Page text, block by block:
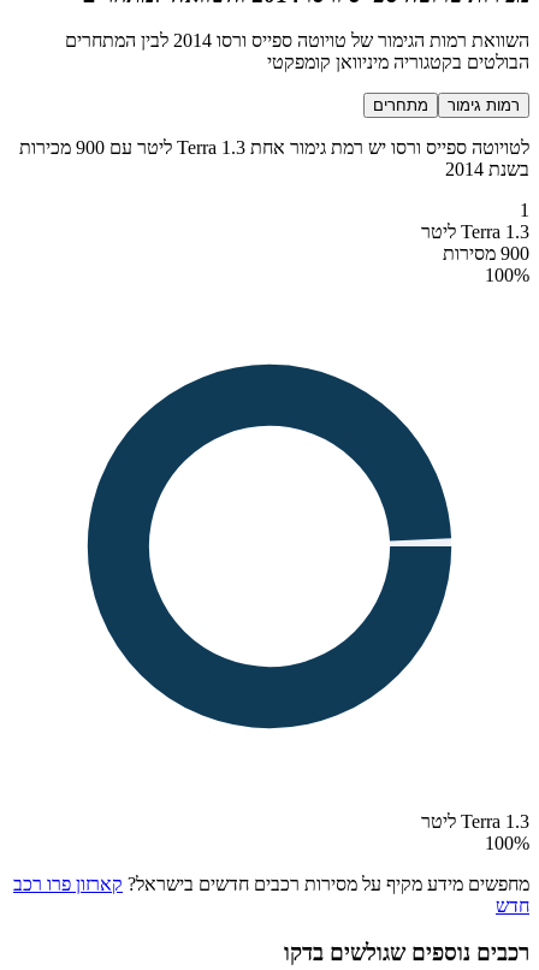
השוואת רמות הגימור של טויוטה ספייס ורסו 2014 לבין המתחרים
הבולטים בקטגוריה מיניוואן קומפקטי
רמות גימור מתחרים
לטויוטה ספייס ורסו יש רמת גימור אחת Terra 1.3 ליטר עם 900 מכירות
בשנת 2014
1
Terra 1.3 ליטר
900 מסירות
100%
Terra 1.3 ליטר
100%
מחפשים מידע מקיף על מסירות רכבים חדשים בישראל? קארזון פרו רכב
חדש
רכבים נוספים שגולשים בדקו